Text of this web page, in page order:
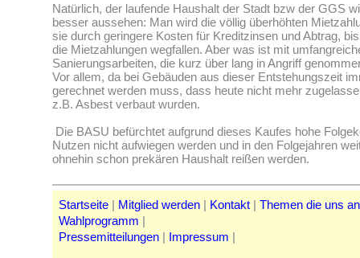
Natürlich, der laufende Haushalt der Stadt bzw der GGS
besser aussehen: Man wird die völlig überhöhten
sie durch geringere Kosten für Kreditzinsen und Abtrag,
die Mietzahlungen wegfallen. Aber was ist mit
Sanierungsarbeiten, die kurz über lang in Angriff
Vor allem, da bei Gebäuden aus dieser Entstehungszeit
gerechnet werden muss, dass heute nicht mehr
z.B. Asbest verbaut wurden.
Die BASU befürchtet aufgrund dieses Kaufes hohe
Nutzen nicht aufwiegen werden und in den Folgejahren
ohnehin schon prekären Haushalt reißen werden.
Startseite | Mitglied werden | Kontakt | Themen die uns
Wahlprogramm |
Pressemitteilungen | Impressum |